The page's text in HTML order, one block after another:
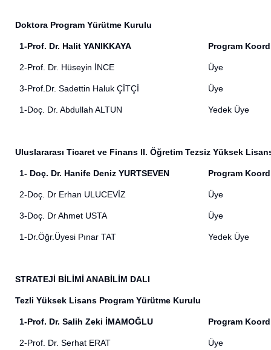
Doktora Program Yürütme Kurulu
1-Prof. Dr. Halit YANIKKAYA Program
2-Prof. Dr. Hüseyin İNCE Üye
3-Prof.Dr. Sadettin Haluk ÇİTÇİ Üye
1-Doç. Dr. Abdullah ALTUN Yedek Üye
Uluslararası Ticaret ve Finans II. Öğretim Tezsiz Yüksek
1- Doç. Dr. Hanife Deniz YURTSEVEN Program
2-Doç. Dr Erhan ULUCEVİZ Üye
3-Doç. Dr Ahmet USTA Üye
1-Dr.Öğr.Üyesi Pınar TAT Yedek Üye
STRATEJİ BİLİMİ ANABİLİM DALI
Tezli Yüksek Lisans Program Yürütme Kurulu
1-Prof. Dr. Salih Zeki İMAMOĞLU Program
2-Prof. Dr. Serhat ERAT Üye